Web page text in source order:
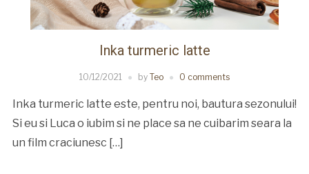
Inka turmeric latte
10/12/2021 by Teo 0 comments
Inka turmeric latte este, pentru noi, bautura sezonului!
Si eu si Luca o iubim si ne place sa ne cuibarim seara la
un film craciunesc […]